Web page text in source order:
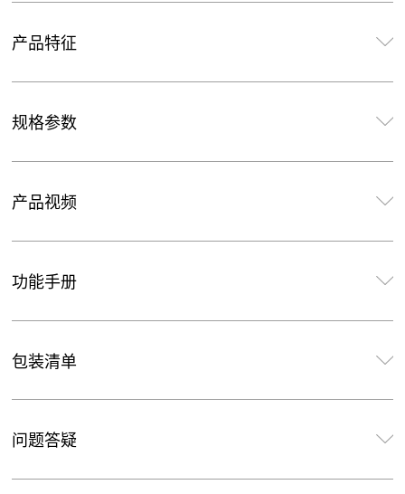
产品特征
规格参数
产品视频
功能手册
包装清单
问题答疑